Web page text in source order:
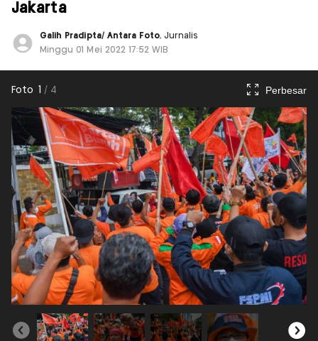
Jakarta
Galih Pradipta/ Antara Foto, Jurnalis
Minggu 01 Mei 2022 17:52 WIB
Foto 1 / 4 Perbesar